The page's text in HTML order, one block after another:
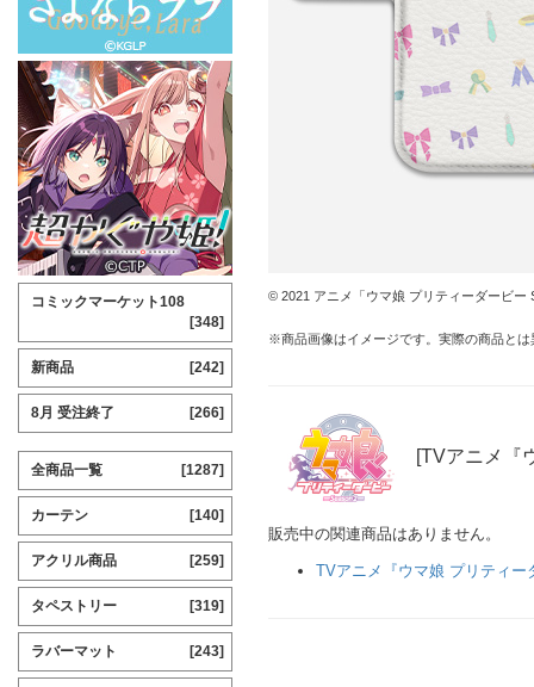
© 2021 アニメ「ウマ娘 プリティーダービー
※商品画像はイメージです。実際の商品と
[TVアニメ『
販売中の関連商品はありません。
TVアニメ『ウマ娘 プリティー
コミックマーケット108
[348]
新商品 [242]
8月 受注終了 [266]
全商品一覧 [1287]
カーテン [140]
アクリル商品 [259]
タペストリー [319]
ラバーマット [243]